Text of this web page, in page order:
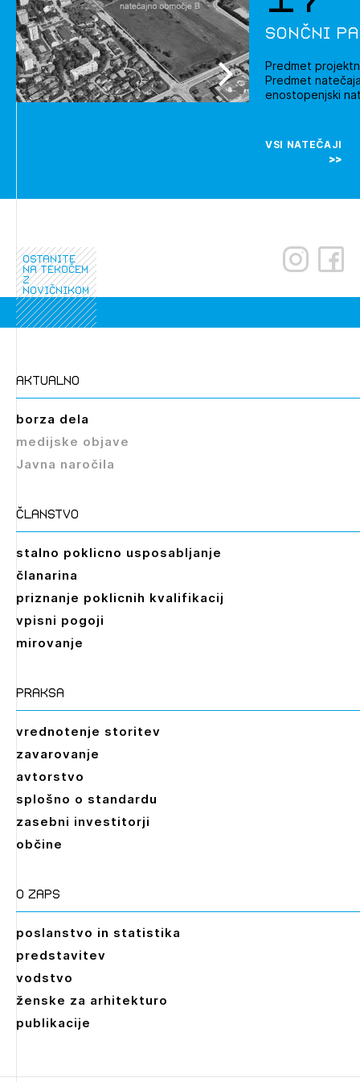
VSI NATEČAJI
Sončni
Predmet
Predmet
enostopenjski
ostanite
na tekočem
z
novičnikom
aktualno
borza dela
medijske objave
Javna naročila
članstvo
stalno poklicno usposabljanje
članarina
priznanje poklicnih kvalifikacij
vpisni pogoji
mirovanje
praksa
vrednotenje storitev
zavarovanje
avtorstvo
splošno o standardu
zasebni investitorji
občine
O zaps
poslanstvo in statistika
predstavitev
vodstvo
ženske za arhitekturo
publikacije